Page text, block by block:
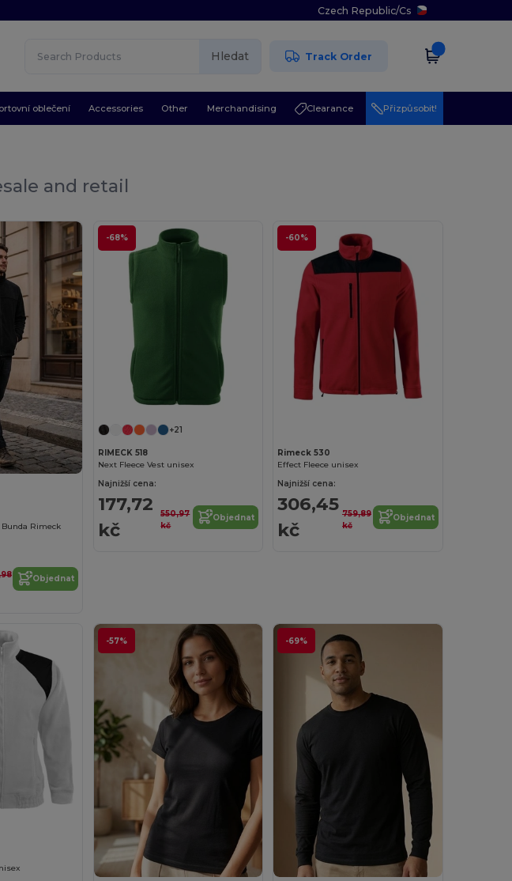
Czech Republic/Cs
Hledat Track Order
oblečení Accessories Other Merchandising Clearance Přizpůsobit!
and retail
Bunda Rimeck
Objednat
-68%
+21
RIMECK 518
Next Fleece Vest unisex
Najnižší cena:
177,72
kč
550,97
kč
Objednat
-60%
Rimeck 530
Effect Fleece unisex
Najnižší cena:
306,45
kč
759,89
kč
Objednat
-57% -69%